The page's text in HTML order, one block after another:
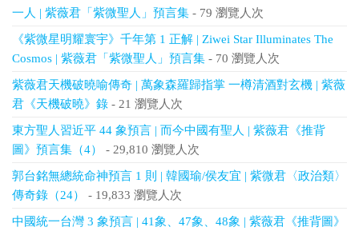
一人 | 紫薇君「紫微聖人」預言集 - 79 瀏覽人次
《紫微星明耀寰宇》千年第 1 正解 | Ziwei Star Illuminates The
Cosmos | 紫薇君「紫微聖人」預言集 - 70 瀏覽人次
紫薇君天機破曉喻傳奇 | 萬象森羅歸指掌 一樽清酒對玄機 | 紫薇
君《天機破曉》錄 - 21 瀏覽人次
東方聖人習近平 44 象預言 | 而今中國有聖人 | 紫薇君《推背
圖》預言集（4）
- 29,810 瀏覽人次
郭台銘無總統命神預言 1 則 | 韓國瑜/侯友宜 | 紫微君〈政治類〉
傳奇錄（24）
- 19,833 瀏覽人次
中國統一台灣 3 象預言 | 41象、47象、48象 | 紫薇君《推背圖》